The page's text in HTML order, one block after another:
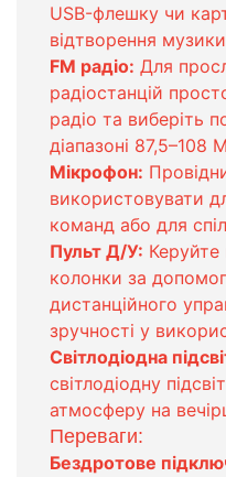
USB-флешку чи
відтворення
FM радіо: Для
радіостанцій
радіо та виберіть
діапазоні 87,5–108
Мікрофон:
використовувати
команд або для
Пульт Д/У: Керуйте
колонки за
дистанційного
зручності у
Світлодіодна
світлодіодну
атмосферу на
Переваги:
Бездротове